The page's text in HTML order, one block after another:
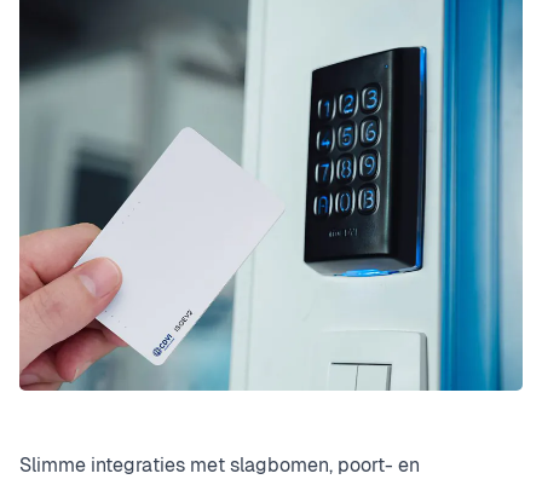
Slimme integraties met slagbomen, poort- en